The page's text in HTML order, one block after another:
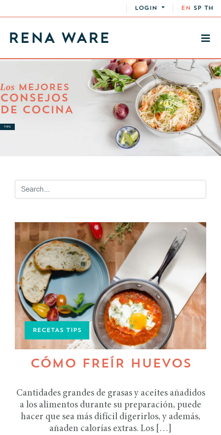
LOGIN EN SP TH
Los MEJORES
CONSEJOS
DE COCINA
TIPS
RECETAS TIPS
CÓMO FREÍR HUEVOS
Cantidades grandes de grasas y aceites añadidos
a los alimentos durante su preparación, puede
hacer que sea más difícil digerirlos, y además,
añaden calorías extras. Los […]